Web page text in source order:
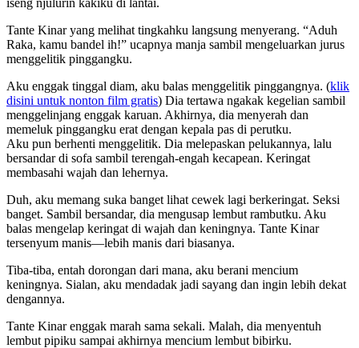
Tante Kinar yang melihat tingkahku langsung menyerang. “Aduh
Raka, kamu bandel ih!” ucapnya manja sambil mengeluarkan jurus
menggelitik pinggangku.
Aku enggak tinggal diam, aku balas menggelitik pinggangnya. (klik
disini untuk nonton film gratis) Dia tertawa ngakak kegelian sambil
menggelinjang enggak karuan. Akhirnya, dia menyerah dan
memeluk pinggangku erat dengan kepala pas di perutku.
Aku pun berhenti menggelitik. Dia melepaskan pelukannya, lalu
bersandar di sofa sambil terengah-engah kecapean. Keringat
membasahi wajah dan lehernya.
Duh, aku memang suka banget lihat cewek lagi berkeringat. Seksi
banget. Sambil bersandar, dia mengusap lembut rambutku. Aku
balas mengelap keringat di wajah dan keningnya. Tante Kinar
tersenyum manis—lebih manis dari biasanya.
Tiba-tiba, entah dorongan dari mana, aku berani mencium
keningnya. Sialan, aku mendadak jadi sayang dan ingin lebih dekat
dengannya.
Tante Kinar enggak marah sama sekali. Malah, dia menyentuh
lembut pipiku sampai akhirnya mencium lembut bibirku.